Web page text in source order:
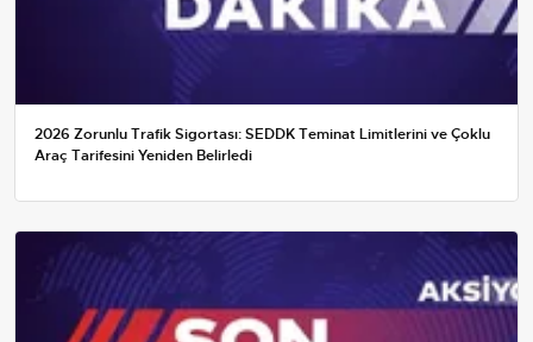
2026 Zorunlu Trafik Sigortası: SEDDK Teminat Limitlerini ve Çoklu
Araç Tarifesini Yeniden Belirledi